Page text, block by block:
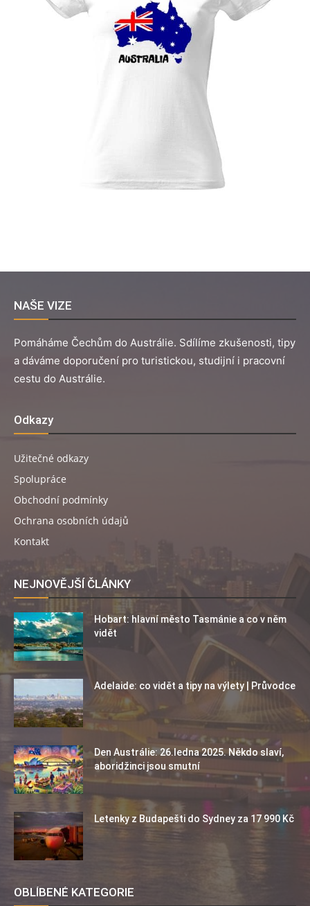
NAŠE VIZE
Pomáháme Čechům do Austrálie. Sdílíme zkušenosti, tipy
a dáváme doporučení pro turistickou, studijní i pracovní
cestu do Austrálie.
Odkazy
Užitečné odkazy
Spolupráce
Obchodní podmínky
Ochrana osobních údajů
Kontakt
NEJNOVĚJŠÍ ČLÁNKY
Hobart: hlavní město Tasmánie a co v něm
vidět
Adelaide: co vidět a tipy na výlety | Průvodce
Den Austrálie: 26.ledna 2025. Někdo slaví,
aboridžinci jsou smutní
Letenky z Budapešti do Sydney za 17 990 Kč
OBLÍBENÉ KATEGORIE